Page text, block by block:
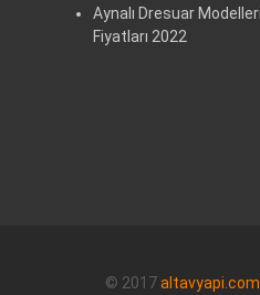
Aynalı Dresuar
Fiyatları 2022
© 2017altavyapi.com